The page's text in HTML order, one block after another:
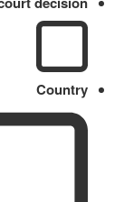
Country